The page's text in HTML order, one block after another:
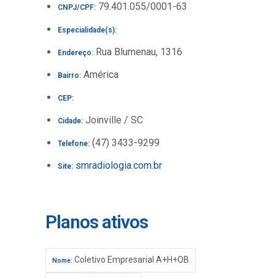
CNPJ/CPF: 79.401.055/0001-63
Especialidade(s):
Endereço: Rua Blumenau, 1316
Bairro: América
CEP:
Cidade: Joinville / SC
Telefone: (47) 3433-9299
Site: smradiologia.com.br
Planos ativos
Nome: Coletivo Empresarial A+H+OB